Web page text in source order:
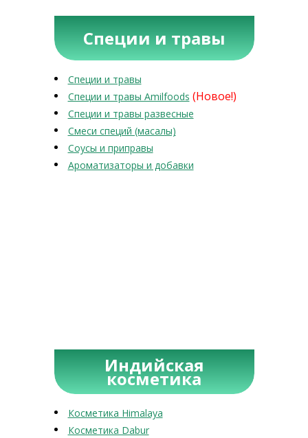
Специи и травы
Специи и травы
Специи и травы Amilfoods (Новое!)
Специи и травы развесные
Смеси специй (масалы)
Соусы и приправы
Ароматизаторы и добавки
Индийская
косметика
Косметика Himalaya
Косметика Dabur